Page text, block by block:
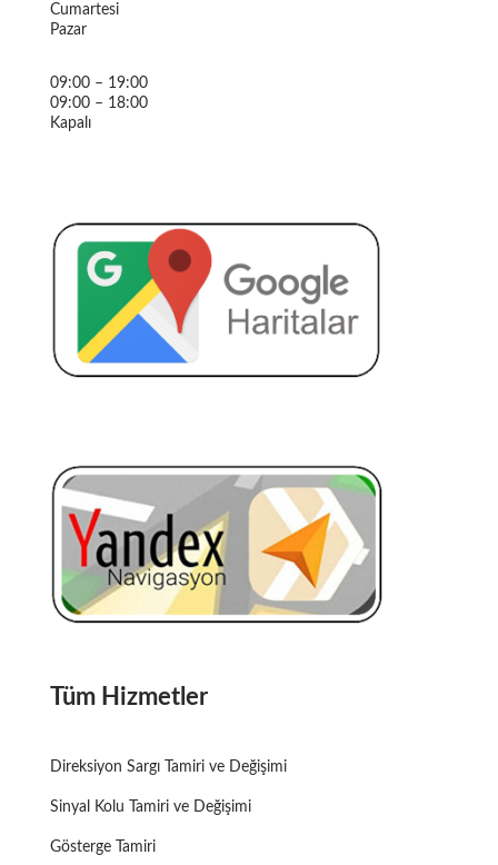
Cumartesi
Pazar
09:00 – 19:00
09:00 – 18:00
Kapalı
Tüm Hizmetler
Direksiyon Sargı Tamiri ve Değişimi
Sinyal Kolu Tamiri ve Değişimi
Gösterge Tamiri